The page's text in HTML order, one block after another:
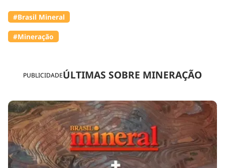
PUBLICIDADEÚLTIMAS SOBRE MINERAÇÃO
#Brasil Mineral
#Mineração